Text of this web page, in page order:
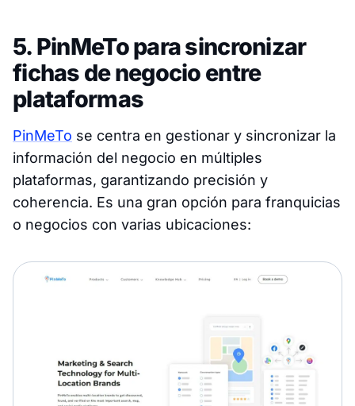
5. PinMeTo para sincronizar
fichas de negocio entre
plataformas
PinMeTo se centra en gestionar y sincronizar la
información del negocio en múltiples
plataformas, garantizando precisión y
coherencia. Es una gran opción para franquicias
o negocios con varias ubicaciones: